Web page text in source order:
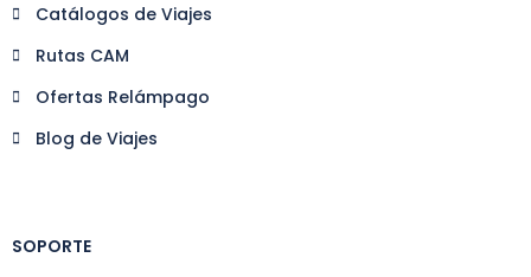
Catálogos de Viajes
Rutas CAM
Ofertas Relámpago
Blog de Viajes
SOPORTE